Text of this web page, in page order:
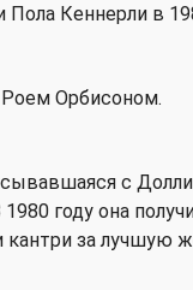
Пола Кеннерли в
Роем Орбисоном.
с
году она
кантри за лучшую